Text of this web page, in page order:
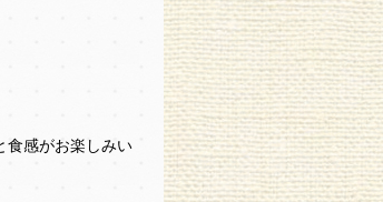
食感がお楽しみい